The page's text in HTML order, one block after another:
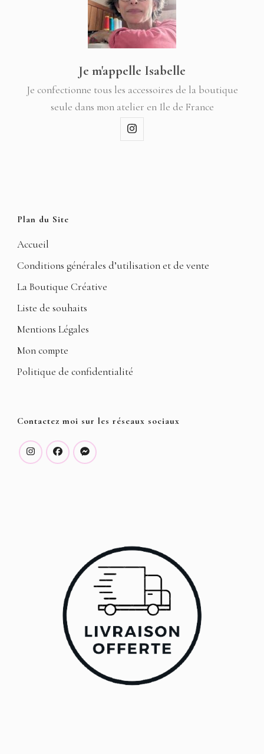
Je m'appelle Isabelle
Je confectionne tous les accessoires de la boutique
seule dans mon atelier en Ile de France
Plan du Site
Accueil
Conditions générales d’utilisation et de vente
La Boutique Créative
Liste de souhaits
Mentions Légales
Mon compte
Politique de confidentialité
Contactez moi sur les réseaux sociaux